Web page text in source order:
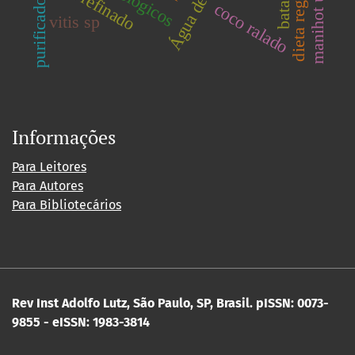
vitis sp coco ralado
Informações
Para Leitores
Para Autores
Para Bibliotecários
Rev Inst Adolfo Lutz, São Paulo, SP, Brasil. pISSN: 0073-
9855 - eISSN: 1983-3814